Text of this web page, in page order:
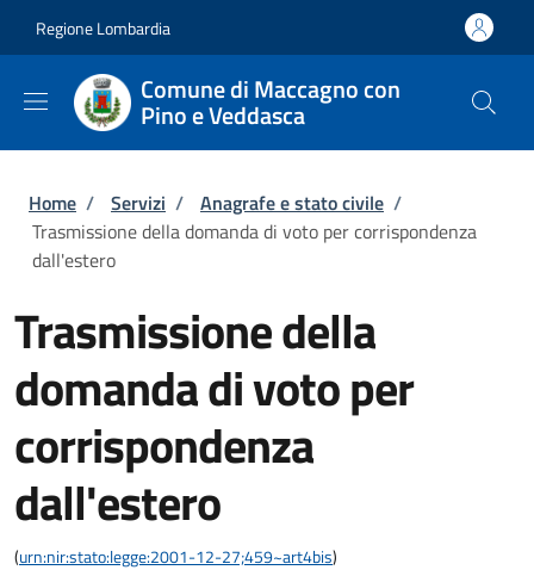
Regione Lombardia
Comune di Maccagno con
Pino e Veddasca
Briciole di pane
Home / Servizi / Anagrafe e stato civile /
Trasmissione della domanda di voto per corrispondenza
dall'estero
Trasmissione della
domanda di voto per
corrispondenza
dall'estero
(urn:nir:stato:legge:2001-12-27;459~art4bis)